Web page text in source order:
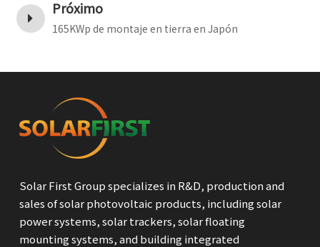
Próximo
165KWp de montaje en tierra en Japón
Solar First Group specializes in R&D, production and
sales of solar photovoltaic products, including solar
power systems, solar trackers, solar floating
mounting systems, and building integrated